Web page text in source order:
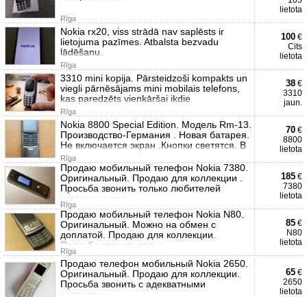
Rīga
lietota
Nokia rx20, viss strādā nav saplēsts ir
lietojuma pazīmes. Atbalsta bezvadu
lādēšanu.
Rīga
100 €
Cits
lietota
3310 mini kopija. Pārsteidzoši kompakts un
viegli pārnēsājams mini mobilais telefons,
kas paredzēts vienkāršai ikdie
Rīga
38 €
3310
jaun.
Nokia 8800 Special Edition. Модель Rm-13.
Производство-Германия . Новая батарея.
Не включается экран .Кнопки светятся. В
Rīga
70 €
8800
lietota
Продаю мобильный телефон Nokia 7380.
Оригинальный. Продаю для коллекции .
Просьба звонить только любителей
кнопочных тел
Rīga
185 €
7380
lietota
Продаю мобильный телефон Nokia N80.
Оригинальный. Можно на обмен с
доплатой. Продаю для коллекции.
Просьба звонить тольк
Rīga
85 €
N80
lietota
Продаю телефон мобильный Nokia 2650.
Оригинальный. Продаю для коллекции.
Просьба звонить с адекватными
вопросами .
65 €
2650
lietota